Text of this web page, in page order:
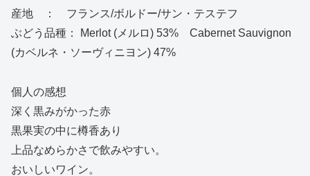
産地 ： フランス/ボルドー/サン・テステフ
ぶどう品種： Merlot (メルロ) 53% Cabernet Sauvignon
(カベルネ・ソーヴィニヨン) 47%
個人の感想
深く黒みがかった赤
黒果実の中に樽香あり
上品なめらかさで飲みやすい。
おいしいワイン。